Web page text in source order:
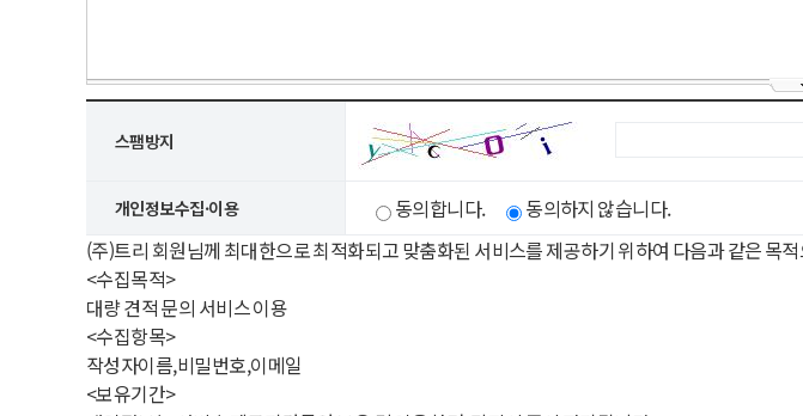
스팸방지
개인정보수집·이용 동의합니다.
동의하지 않습니다.
(주)트리 회원님께 최대한으로 최적화되고 맞춤화된 서비스를 제공하기 위하여 다음과 같은 목
<수집목적>
대량 견적 문의 서비스 이용
<수집항목>
작성자이름,비밀번호,이메일
<보유기간>